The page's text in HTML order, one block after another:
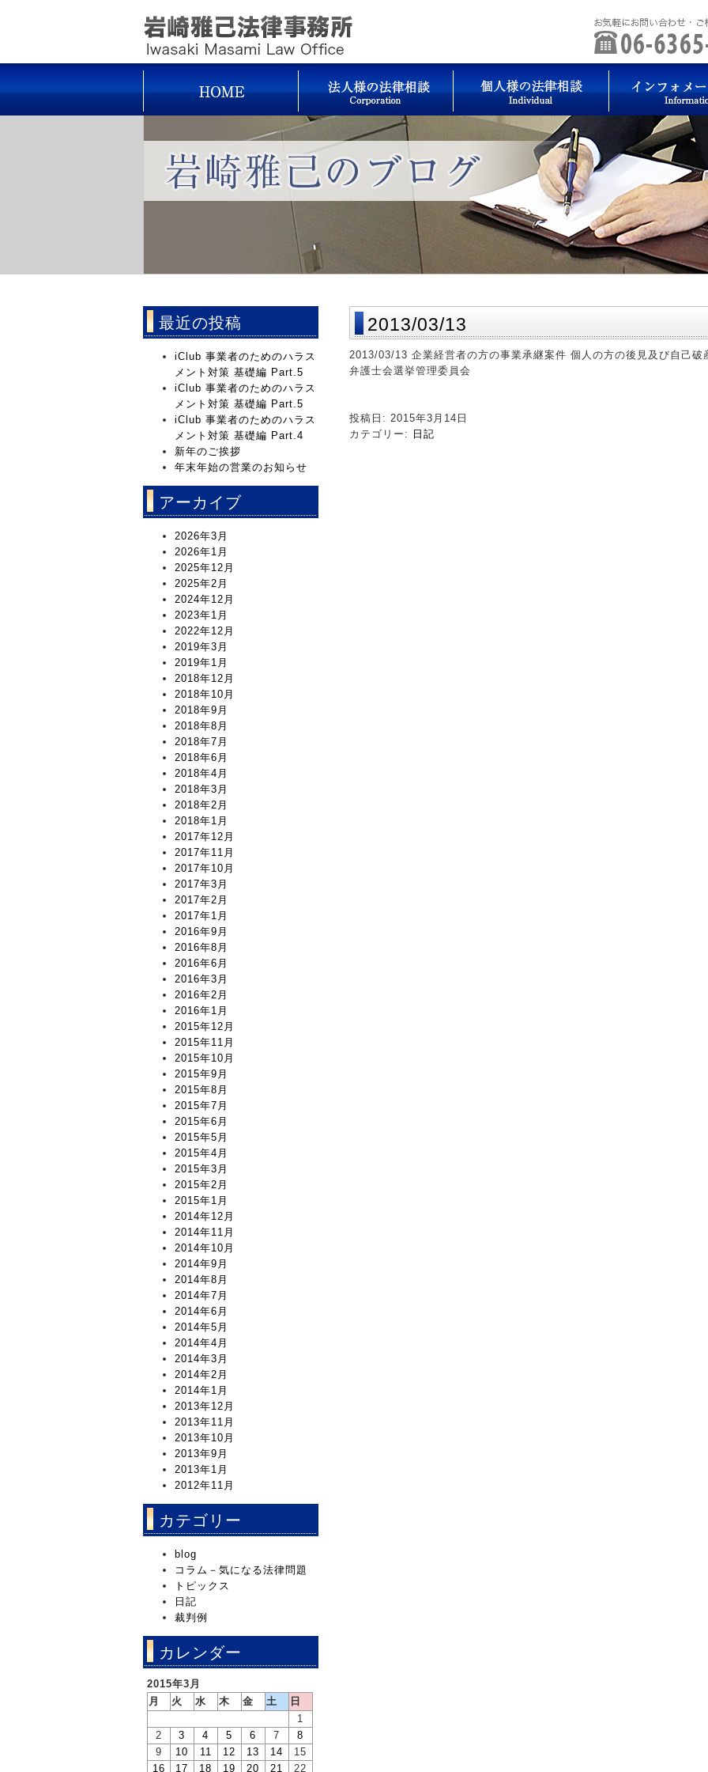
2013/03/13
2013/03/13 企業経営者の方の事業承継案件 個人の方の後見及び自己破
弁護士会選挙管理委員会
投稿日: 2015年3月14日
カテゴリー:
日記
最近の投稿
iClub 事業者のためのハラス
メント対策 基礎編 Part.5
iClub 事業者のためのハラス
メント対策 基礎編 Part.5
iClub 事業者のためのハラス
メント対策 基礎編 Part.4
新年のご挨拶
年末年始の営業のお知らせ
アーカイブ
2026年3月
2026年1月
2025年12月
2025年2月
2024年12月
2023年1月
2022年12月
2019年3月
2019年1月
2018年12月
2018年10月
2018年9月
2018年8月
2018年7月
2018年6月
2018年4月
2018年3月
2018年2月
2018年1月
2017年12月
2017年11月
2017年10月
2017年3月
2017年2月
2017年1月
2016年9月
2016年8月
2016年6月
2016年3月
2016年2月
2016年1月
2015年12月
2015年11月
2015年10月
2015年9月
2015年8月
2015年7月
2015年6月
2015年5月
2015年4月
2015年3月
2015年2月
2015年1月
2014年12月
2014年11月
2014年10月
2014年9月
2014年8月
2014年7月
2014年6月
2014年5月
2014年4月
2014年3月
2014年2月
2014年1月
2013年12月
2013年11月
2013年10月
2013年9月
2013年1月
2012年11月
カテゴリー
blog
コラム－気になる法律問題
トピックス
日記
裁判例
カレンダー
2015年3月
月
火 水 木 金 土
日
1
2
3 4 5 6 7
8
9
10 11 12 13 14
15
16
17 18 19 20 21 22